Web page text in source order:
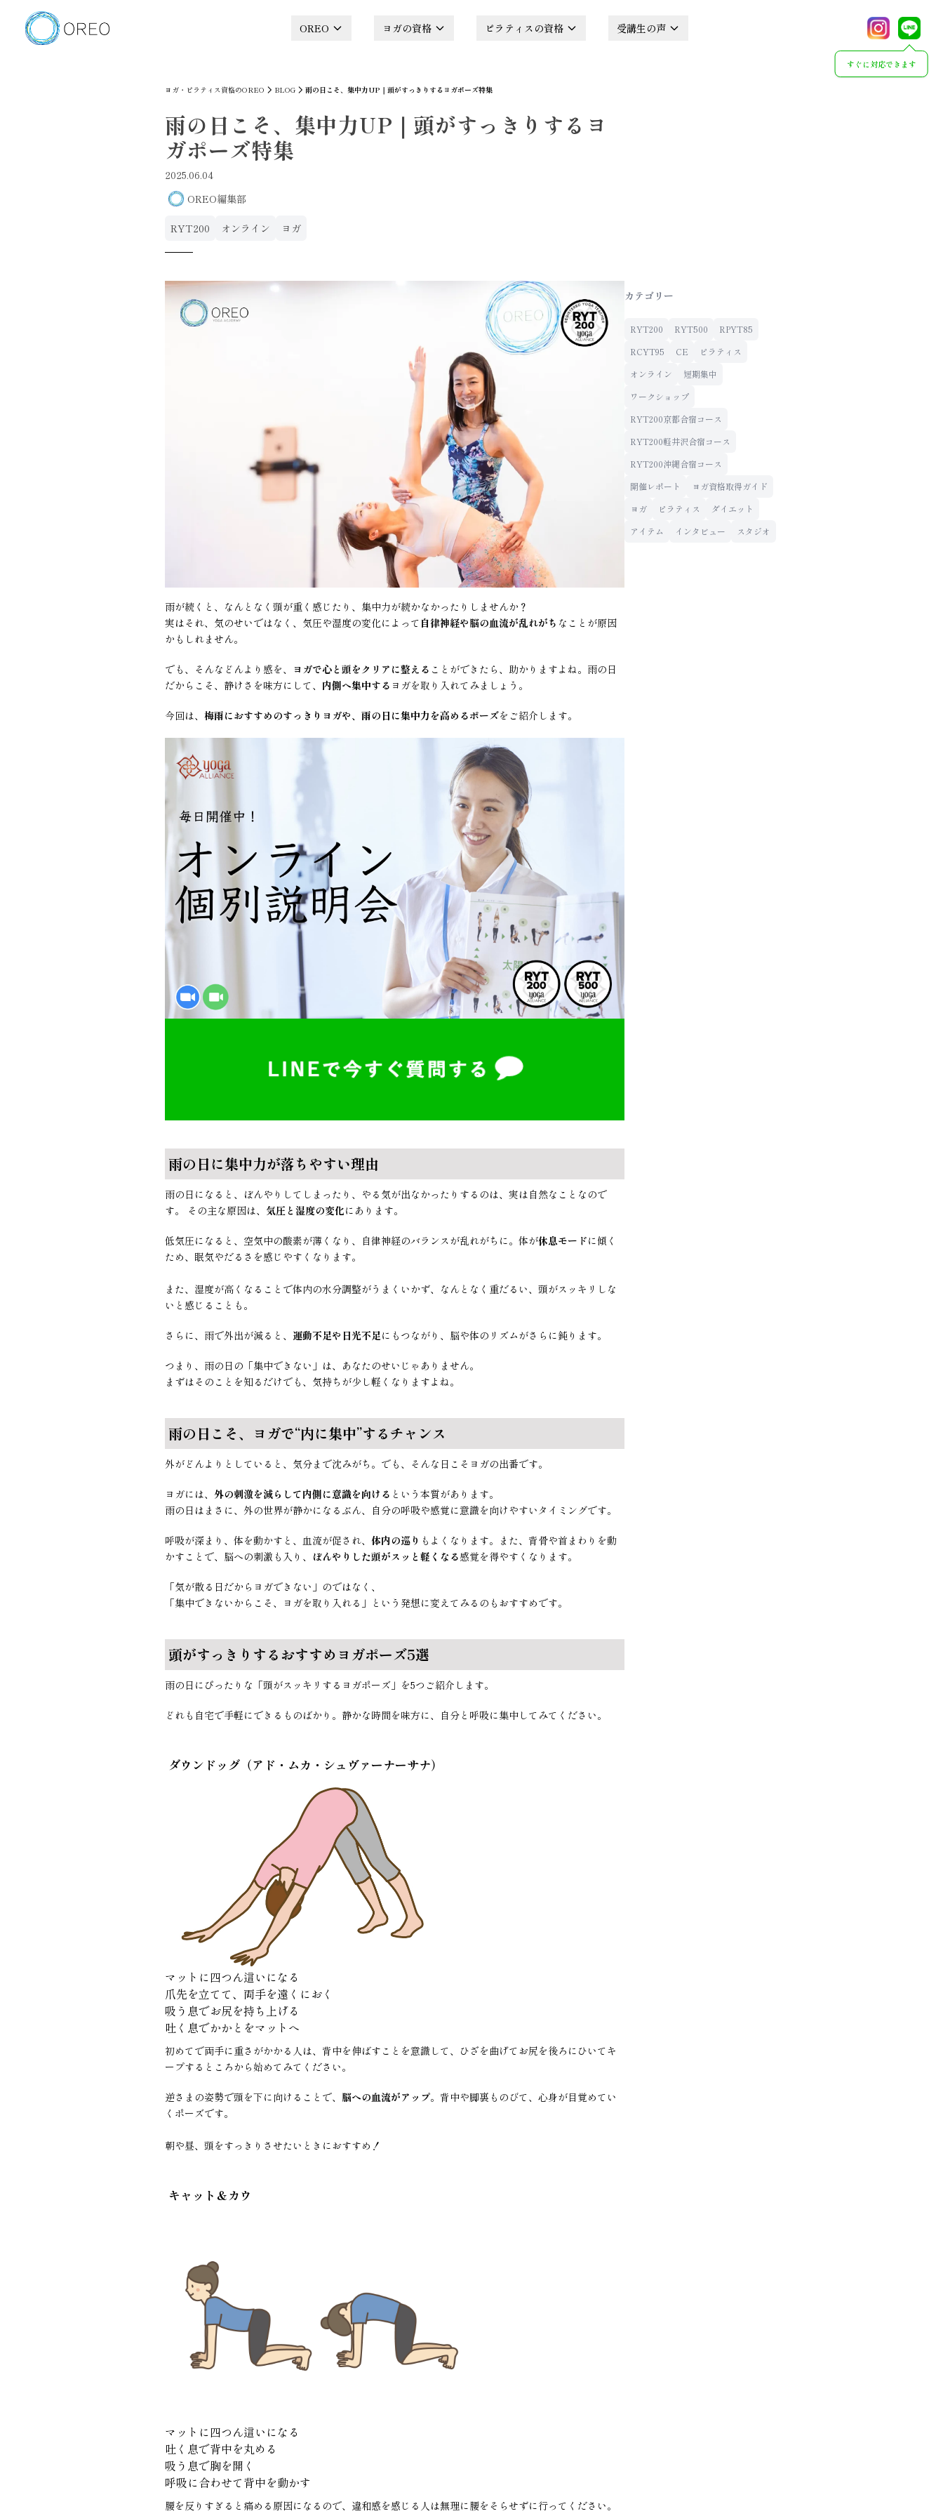
OREO ヨガの資格 ピラティスの資格 受講生の声
すぐに対応できます
ヨガ・ピラティス資格のOREO BLOG 雨の日こそ、集中力UP｜頭がすっきりするヨガポーズ特集
雨の日こそ、集中力UP｜頭がすっきりするヨ
ガポーズ特集
2025.06.04
OREO編集部
RYT200 オンライン ヨガ
雨が続くと、なんとなく頭が重く感じたり、集中力が続かなかったりしませんか？
実はそれ、気のせいではなく、気圧や湿度の変化によって 自律神経や脳の血流が乱れがち なことが原因
かもしれません。
でも、そんなどんより感を、 ヨガで心と頭をクリアに整える ことができたら、助かりますよね。雨の日
だからこそ、静けさを味方にして、 内側へ集中する ヨガを取り入れてみましょう。
今回は、梅雨におすすめのすっきりヨガや、雨の日に集中力を高めるポーズをご紹介します。
雨の日に集中力が落ちやすい理由
雨の日になると、ぼんやりしてしまったり、やる気が出なかったりするのは、実は自然なことなので
す。 その主な原因は、 気圧と湿度の変化にあります。
低気圧になると、空気中の酸素が薄くなり、自律神経のバランスが乱れがちに。体が休息モードに傾く
ため、眠気やだるさを感じやすくなります。
また、湿度が高くなることで体内の水分調整がうまくいかず、なんとなく重だるい、頭がスッキリしな
いと感じることも。
さらに、雨で外出が減ると、 運動不足や日光不足にもつながり、脳や体のリズムがさらに鈍ります。
つまり、雨の日の「集中できない」は、あなたのせいじゃありません。
まずはそのことを知るだけでも、気持ちが少し軽くなりますよね。
雨の日こそ、ヨガで“内に集中”するチャンス
外がどんよりとしていると、気分まで沈みがち。でも、そんな日こそヨガの出番です。
ヨガには、 外の刺激を減らして内側に意識を向ける という本質があります。
雨の日はまさに、外の世界が静かになるぶん、自分の呼吸や感覚に意識を向けやすいタイミングです。
呼吸が深まり、体を動かすと、血流が促され、体内の巡り もよくなります。また、背骨や首まわりを動
かすことで、脳への刺激も入り、 ぼんやりした頭がスッと軽くなる感覚を得やすくなります。
「気が散る日だからヨガできない」のではなく、
「集中できないからこそ、ヨガを取り入れる」という発想に変えてみるのもおすすめです。
頭がすっきりするおすすめヨガポーズ5選
雨の日にぴったりな「頭がスッキリするヨガポーズ」を5つご紹介します。
どれも自宅で手軽にできるものばかり。静かな時間を味方に、自分と呼吸に集中してみてください。
ダウンドッグ（アド・ムカ・シュヴァーナーサナ）
マットに四つん這いになる
爪先を立てて、両手を遠くにおく
吸う息でお尻を持ち上げる
吐く息でかかとをマットへ
初めてで両手に重さがかかる人は、背中を伸ばすことを意識して、ひざを曲げてお尻を後ろにひいてキ
ープするところから始めてみてください。
逆さまの姿勢で頭を下に向けることで、 脳への血流がアップ。背中や脚裏ものびて、心身が目覚めてい
くポーズです。
朝や昼、頭をすっきりさせたいときにおすすめ！
キャット＆カウ
マットに四つん這いになる
吐く息で背中を丸める
吸う息で胸を開く
呼吸に合わせて背中を動かす
腰を反りすぎると痛める原因になるので、違和感を感じる人は無理に腰をそらせずに行ってください。
カテゴリー
RYT200 RYT500
RPYT85
RCYT95
CE
ピラティス
オンライン
短期集中
ワークショップ
RYT200京都合宿コース
RYT200軽井沢合宿コース
RYT200沖縄合宿コース
開催レポート
ヨガ資格取得ガイド
ヨガ
ピラティス
ダイエット
アイテム
インタビュー スタジオ